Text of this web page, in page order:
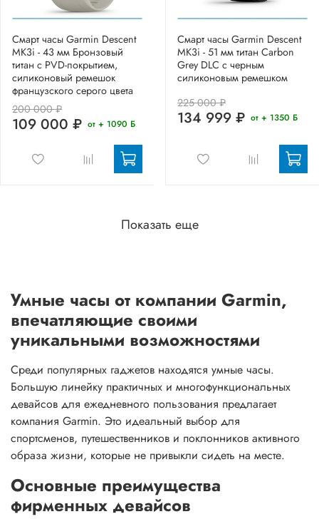
Смарт часы Garmin Descent
MK3i - 43 мм Бронзовый
титан с PVD-покрытием,
силиконовый ремешок
французского серого цвета
200 000 ₽
109 000 ₽ от + 1090 Б
Смарт часы Garmin Descent
MK3i - 51 мм титан Carbon
Grey DLC с черным
силиконовым ремешком
225 000 ₽
134 999 ₽ от + 1350 Б
Показать еще
Умные часы от компании Garmin,
впечатляющие своими
уникальными возможностями
Среди популярных гаджетов находятся умные часы.
Большую линейку практичных и многофункциональных
девайсов для ежедневного пользования предлагает
компания Garmin. Это идеальный выбор для
спортсменов, путешественников и поклонников активного
образа жизни, которые не привыкли сидеть на месте.
Основные преимущества
фирменных девайсов